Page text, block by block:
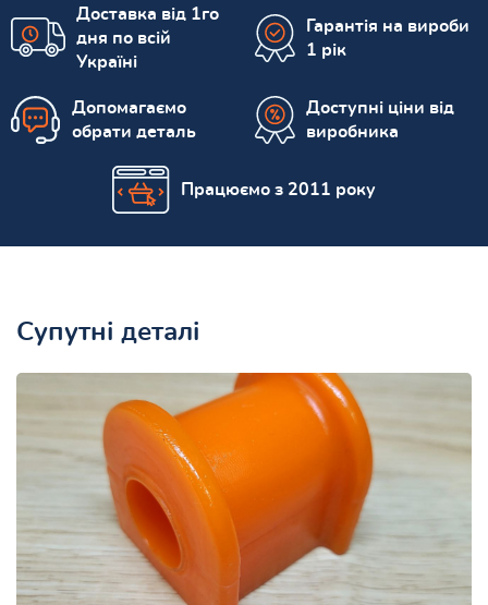
Доставка від 1го
дня по всій
Україні
Гарантія на вироби
1 рік
Допомагаємо
обрати деталь
Доступні ціни від
виробника
Працюємо з 2011 року
Супутні деталі